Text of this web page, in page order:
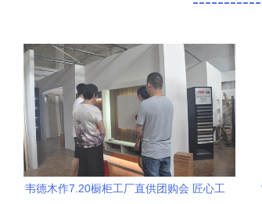
韦德木作7.20橱柜工厂直供团购会 匠心工